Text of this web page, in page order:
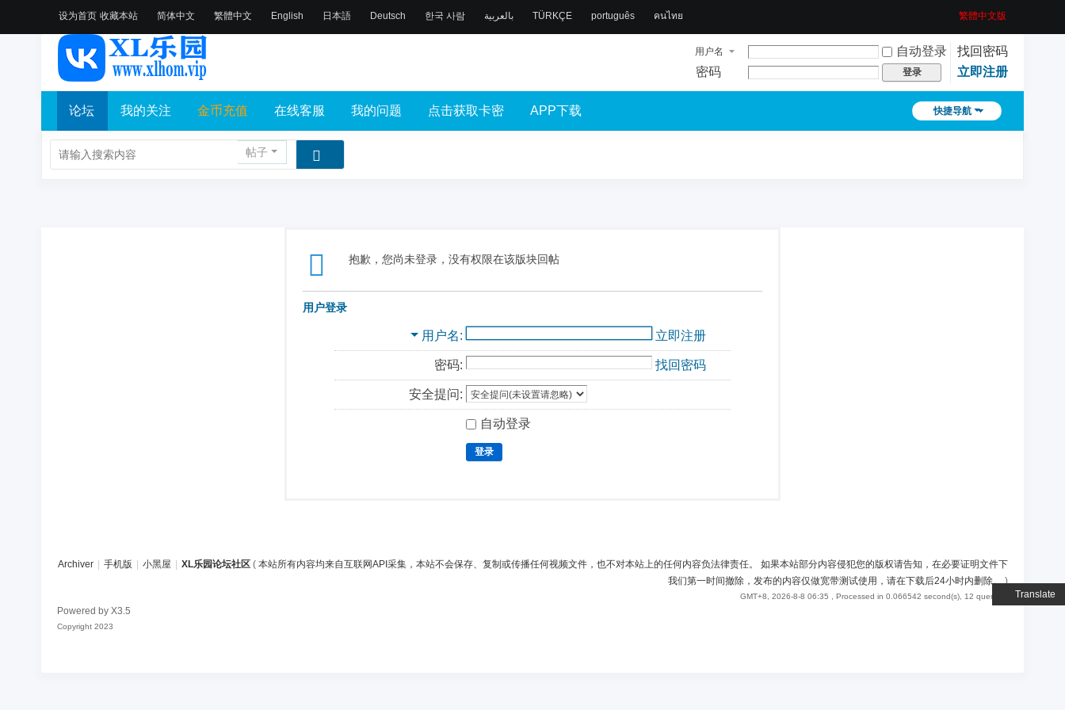
设为首页 收藏本站
Translate
简体中文 繁體中文 English 日本語 Deutsch 한국 사람 بالعربية TÜRKÇE português คนไทย 繁體中文版
用户名 自动登录
找回密码
密码
登录 立即注册
快捷导航
论坛 我的关注 金币充值 在线客服 我的问题 点击获取卡密 APP下载
帖子
抱歉，您尚未登录，没有权限在该版块回帖
用户登录
用户名 立即注册
密码: 找回密码
安全提问:
自动登录
登录
Archiver 手机版 小黑屋 XL乐园论坛社区 ( 本站所有内容均来自互联网API采集，本站不会保存、复制或传播任何视频文件，也不对本站上的任何内容负法律责任。 如果本站部分内容侵犯您的版权请告知，在必要证明文件下
我们第一时间撤除，发布的内容仅做宽带测试使用，请在下载后24小时内删除。)
GMT+8, 2026-8-8 06:35 , Processed in 0.066542 second(s), 12 queries .
Powered by X3.5
Copyright 2023